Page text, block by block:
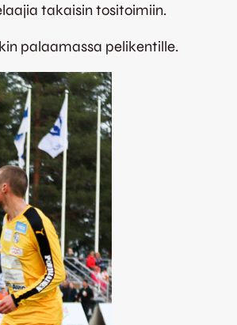
takaisin tositoimiin.
palaamassa pelikentille.